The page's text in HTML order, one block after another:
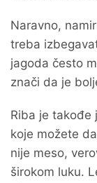
Naravno,
treba
jagoda često
znači da je
Riba je takođe
koje možete
nije meso,
širokom luku.